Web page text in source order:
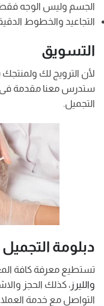
الجسم وليس الوجه
التجاعيد والخطوط
التسويق
لأن الترويج لك
ستدرس معنا مقدمة فى
التجميل.
دبلومة التجميل
تستطيع معرفة كافة
والليرز ، كذلك الحجز
التواصل مع خدمة العملاء عبر